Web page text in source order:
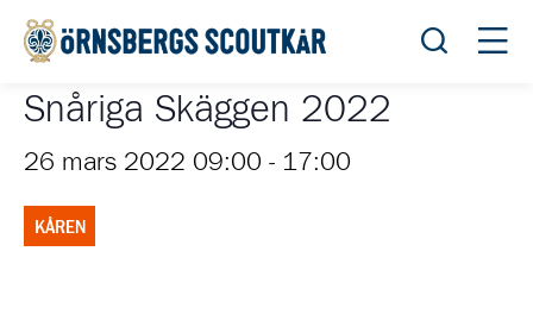
Öppna
Snåriga Skäggen 2022
26 mars 2022 09:00 - 17:00
KÅREN